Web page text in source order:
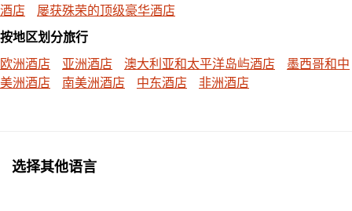
酒店
屡获殊荣的顶级豪华酒店
按地区划分旅行
欧洲酒店
亚洲酒店 澳大利亚和太平洋岛屿酒店
墨西哥和中
美洲酒店
南美洲酒店 中东酒店 非洲酒店
选择其他语言